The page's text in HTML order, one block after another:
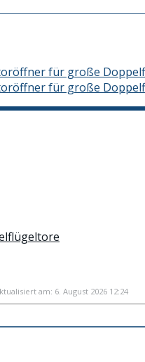
am: 6. August 2026 12:24